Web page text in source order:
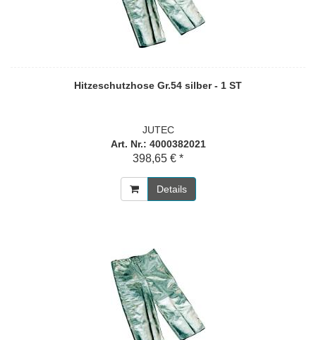
Hitzeschutzhose Gr.54 silber - 1 ST
JUTEC
Art. Nr.: 4000382021
398,65 € *
Details